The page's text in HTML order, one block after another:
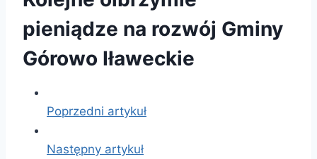
pieniądze na rozwój Gminy
Górowo Iławeckie
Poprzedni artykuł
Następny artykuł